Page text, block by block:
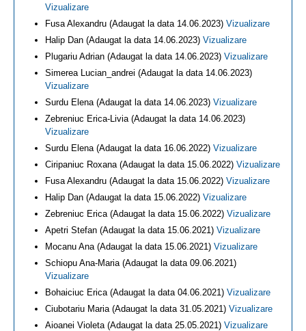
Vizualizare
Fusa Alexandru (Adaugat la data 14.06.2023) Vizualizare
Halip Dan (Adaugat la data 14.06.2023) Vizualizare
Plugariu Adrian (Adaugat la data 14.06.2023) Vizualizare
Simerea Lucian_andrei (Adaugat la data 14.06.2023)
Vizualizare
Surdu Elena (Adaugat la data 14.06.2023) Vizualizare
Zebreniuc Erica-Livia (Adaugat la data 14.06.2023)
Vizualizare
Surdu Elena (Adaugat la data 16.06.2022) Vizualizare
Ciripaniuc Roxana (Adaugat la data 15.06.2022) Vizualizare
Fusa Alexandru (Adaugat la data 15.06.2022) Vizualizare
Halip Dan (Adaugat la data 15.06.2022) Vizualizare
Zebreniuc Erica (Adaugat la data 15.06.2022) Vizualizare
Apetri Stefan (Adaugat la data 15.06.2021) Vizualizare
Mocanu Ana (Adaugat la data 15.06.2021) Vizualizare
Schiopu Ana-Maria (Adaugat la data 09.06.2021)
Vizualizare
Bohaiciuc Erica (Adaugat la data 04.06.2021) Vizualizare
Ciubotariu Maria (Adaugat la data 31.05.2021) Vizualizare
Aioanei Violeta (Adaugat la data 25.05.2021) Vizualizare